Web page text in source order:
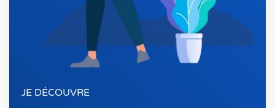
JE DÉCOUVRE